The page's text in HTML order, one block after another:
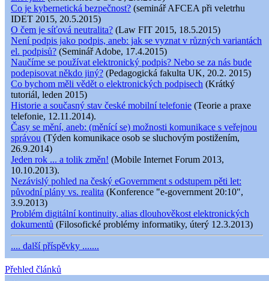
Co je kybernetická bezpečnost? (seminář AFCEA při veletrhu
IDET 2015, 20.5.2015)
O čem je síťová neutralita? (Law FIT 2015, 18.5.2015)
Není podpis jako podpis, aneb: jak se vyznat v různých variantách
el. podpisů? (Seminář Adobe, 17.4.2015)
Naučíme se používat elektronický podpis? Nebo se za nás bude
podepisovat někdo jiný? (Pedagogická fakulta UK, 20.2. 2015)
Co bychom měli vědět o elektronických podpisech (Krátký
tutoriál, leden 2015)
Historie a současný stav české mobilní telefonie (Teorie a praxe
telefonie, 12.11.2014).
Časy se mění, aneb: (měnící se) možnosti komunikace s veřejnou
správou (Týden komunikace osob se sluchovým postižením,
26.9.2014)
Jeden rok ... a tolik změn! (Mobile Internet Forum 2013,
10.10.2013).
Nezávislý pohled na český eGovernment s odstupem pěti let:
původní plány vs. realita (Konference "e-government 20:10",
3.9.2013)
Problém digitální kontinuity, alias dlouhověkost elektronických
dokumentů (Filosofické problémy informatiky, úterý 12.3.2013)
.... další příspěvky .......
Přehled článků